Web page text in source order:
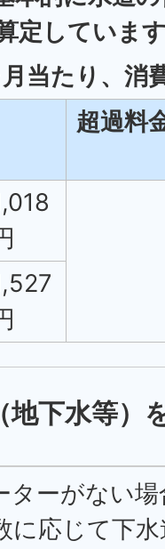
定していま
当たり、消
超過料
地下水等）
ターがない
に応じて下